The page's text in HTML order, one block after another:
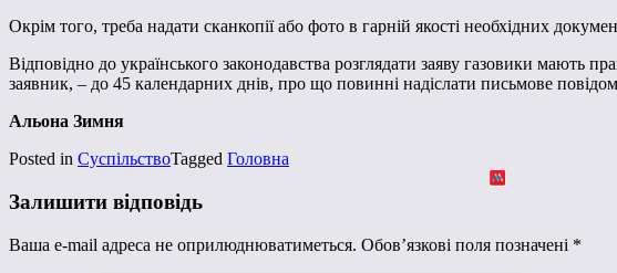
Окрім того, треба надати сканкопії або фото в гарній якості необхідних
Відповідно до українського законодавства розглядати заяву газовики мають
заявник, – до 45 календарних днів, про що повинні надіслати письмове
Альона Зимня
Posted in СуспільствоTagged Головна
Залишити відповідь
Ваша e-mail адреса не оприлюднюватиметься. Обов’язкові поля позначені *